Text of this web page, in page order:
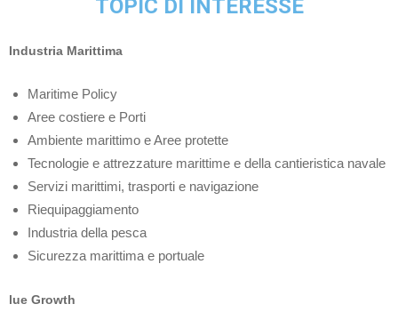
TOPIC DI INTERESSE
Industria Marittima
Maritime Policy
Aree costiere e Porti
Ambiente marittimo e Aree protette
Tecnologie e attrezzature marittime e della cantieristica navale
Servizi marittimi, trasporti e navigazione
Riequipaggiamento
Industria della pesca
Sicurezza marittima e portuale
lue Growth